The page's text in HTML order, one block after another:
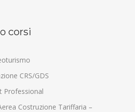
corsi
CRS/GDS
Professional
Costruzione Tariffaria –